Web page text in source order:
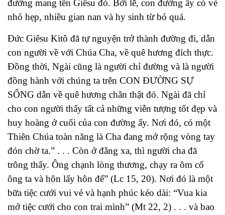
đường mang tên Giêsu đó. Bởi lẽ, con đường ấy có vẻ
nhỏ hẹp, nhiều gian nan và hy sinh từ bỏ quá.
Đức Giêsu Kitô đã tự nguyện trở thành đường đi, dẫn
con người về với Chúa Cha, về quê hương đích thực.
Đồng thời, Ngài cũng là người chỉ đường và là người
đồng hành với chúng ta trên CON ĐƯỜNG SỰ
SỐNG dẫn về quê hương chân thật đó. Ngài đã chỉ
cho con người thấy tất cả những viễn tượng tốt đẹp và
huy hoàng ở cuối của con đường ấy. Nơi đó, có một
Thiên Chúa toàn năng là Cha đang mở rộng vòng tay
đón chờ ta.” . . . Còn ở đằng xa, thì người cha đã
trông thấy. Ông chạnh lòng thương, chạy ra ôm cổ
ông ta và hôn lấy hôn để” (Lc 15, 20). Nơi đó là một
bữa tiệc cưới vui vẻ và hạnh phúc kéo dài: “Vua kia
mở tiệc cưới cho con trai mình” (Mt 22, 2) . . . và bao